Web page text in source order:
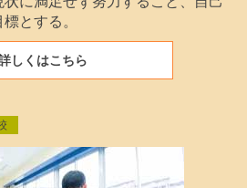
とする。
しくはこちら